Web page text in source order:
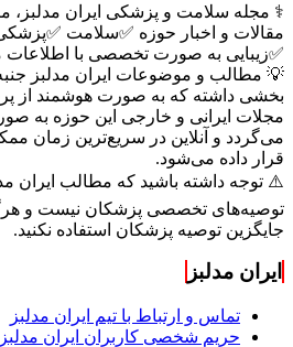
⚕️ مجله سلامت و پزشکی ایران مدلبز،
مقالات و اخبار حوزه ✅سلامت
✅زیبایی به صورت تخصصی با اطلاعات
💡 مطالب و موضوعات ایران مدلبز
بخشی داشته که به صورت هوشمند از
مجلات ایرانی و خارجی این حوزه به
می‌گردد و آنلاین در سریع‌ترین زمان
قرار داده می‌شود.
⚠️ توجه داشته باشید که مطالب ایران
توصیه‌های تخصصی پزشکان نیست و
جایگزین توصیه پزشکان استفاده نکنید.
ایران مدلبز
تماس و ارتباط با تیم ایران مدلبز
حریم شخصی کاربران ایران مدلبز